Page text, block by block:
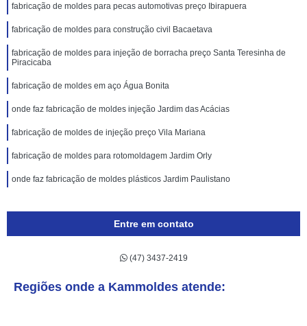
fabricação de moldes para pecas automotivas preço Ibirapuera
fabricação de moldes para construção civil Bacaetava
fabricação de moldes para injeção de borracha preço Santa Teresinha de
Piracicaba
fabricação de moldes em aço Água Bonita
onde faz fabricação de moldes injeção Jardim das Acácias
fabricação de moldes de injeção preço Vila Mariana
fabricação de moldes para rotomoldagem Jardim Orly
onde faz fabricação de moldes plásticos Jardim Paulistano
Entre em contato
(47) 3437-2419
Regiões onde a Kammoldes atende: